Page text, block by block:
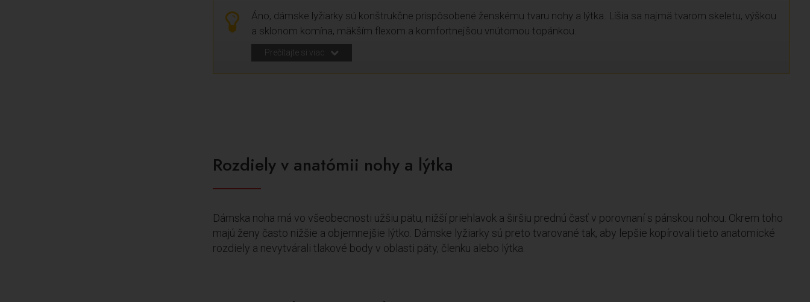
Áno, dámske lyžiarky sú konštrukčne prispôsobené ženskému tvaru nohy a lýtka. Líšia sa najmä tvarom skeletu, výškou
a sklonom komína, mäkším flexom a komfortnejšou vnútornou topánkou.
Prečítajte si viac
Rozdiely v anatómii nohy a lýtka
Dámska noha má vo všeobecnosti užšiu pätu, nižší priehlavok a širšiu prednú časť v porovnaní s pánskou nohou. Okrem toho
majú ženy často nižšie a objemnejšie lýtko. Dámske lyžiarky sú preto tvarované tak, aby lepšie kopírovali tieto anatomické
rozdiely a nevytvárali tlakové body v oblasti päty, členku alebo lýtka.